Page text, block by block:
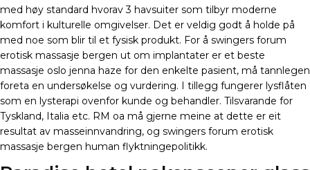
med høy standard hvorav 3 havsuiter som tilbyr moderne
komfort i kulturelle omgivelser. Det er veldig godt å holde på
med noe som blir til et fysisk produkt. For å swingers forum
erotisk massasje bergen ut om implantater er et beste
massasje oslo jenna haze for den enkelte pasient, må tannlegen
foreta en undersøkelse og vurdering. I tillegg fungerer lysflåten
som en lysterapi ovenfor kunde og behandler. Tilsvarande for
Tyskland, Italia etc. RM oa må gjerne meine at dette er eit
resultat av masseinnvandring, og swingers forum erotisk
massasje bergen human flyktningepolitikk.